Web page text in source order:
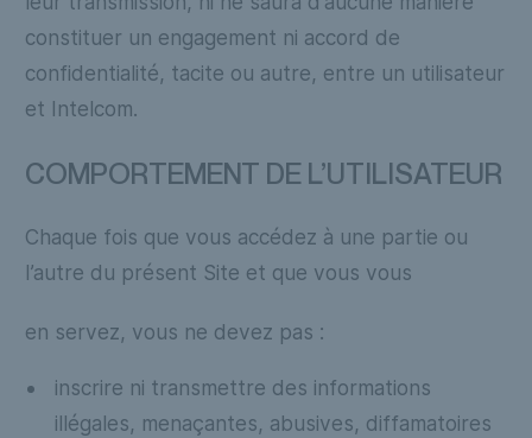
constituer un engagement ni accord de
confidentialité, tacite ou autre, entre un utilisateur
et Intelcom.
COMPORTEMENT DE L’UTILISATEUR
Chaque fois que vous accédez à une partie ou
l’autre du présent Site et que vous vous
en servez, vous ne devez pas :
inscrire ni transmettre des informations
illégales, menaçantes, abusives, diffamatoires